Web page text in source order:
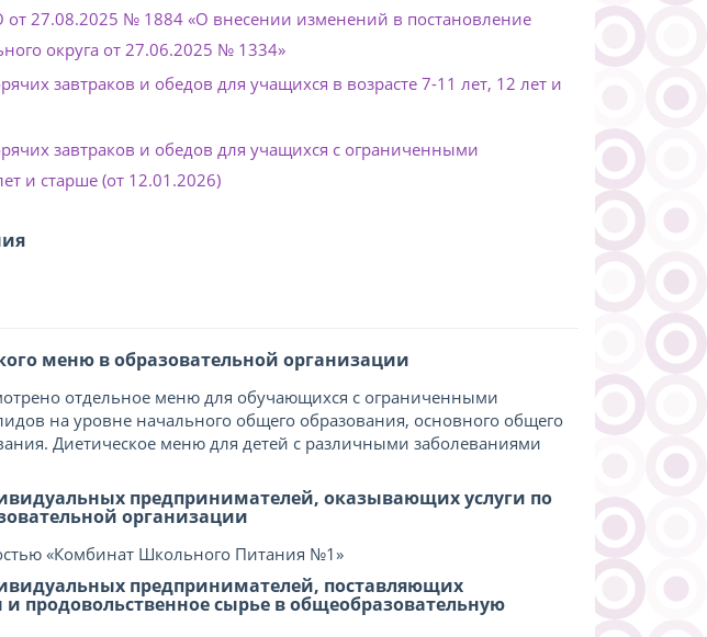
27.08.2025 № 1884 «О внесении изменений в постановление
округа от 27.06.2025 № 1334»
завтраков и обедов для учащихся в возрасте 7-11 лет, 12 лет и
завтраков и обедов для учащихся с ограниченными
и старше (от 12.01.2026)
меню в образовательной организации
отдельное меню для обучающихся с ограниченными
на уровне начального общего образования, основного общего
Диетическое меню для детей с различными заболеваниями
предпринимателей, оказывающих услуги по
организации
«Комбинат Школьного Питания №1»
предпринимателей, поставляющих
продовольственное сырье в общеобразовательную